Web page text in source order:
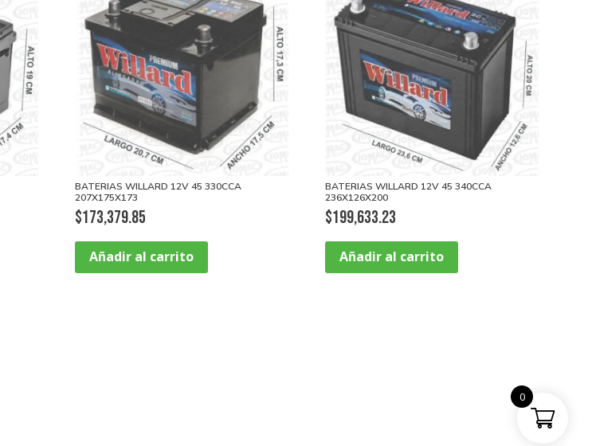
BATERIAS WILLARD 12V 45 330CCA
207X175X173
$173,379.85
Añadir al carrito
BATERIAS WILLARD 12V 45 340CCA
236X126X200
$199,633.23
Añadir al carrito
0